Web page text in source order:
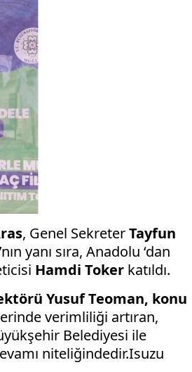
, Genel SekreterTayfun
’nın yanı sıra, Anadolu ‘dan
Hamdi Toker katıldı.
Yusuf Teoman, konu
verimliliği artıran,
Belediyesi ile
niteliğindedir.Isuzu